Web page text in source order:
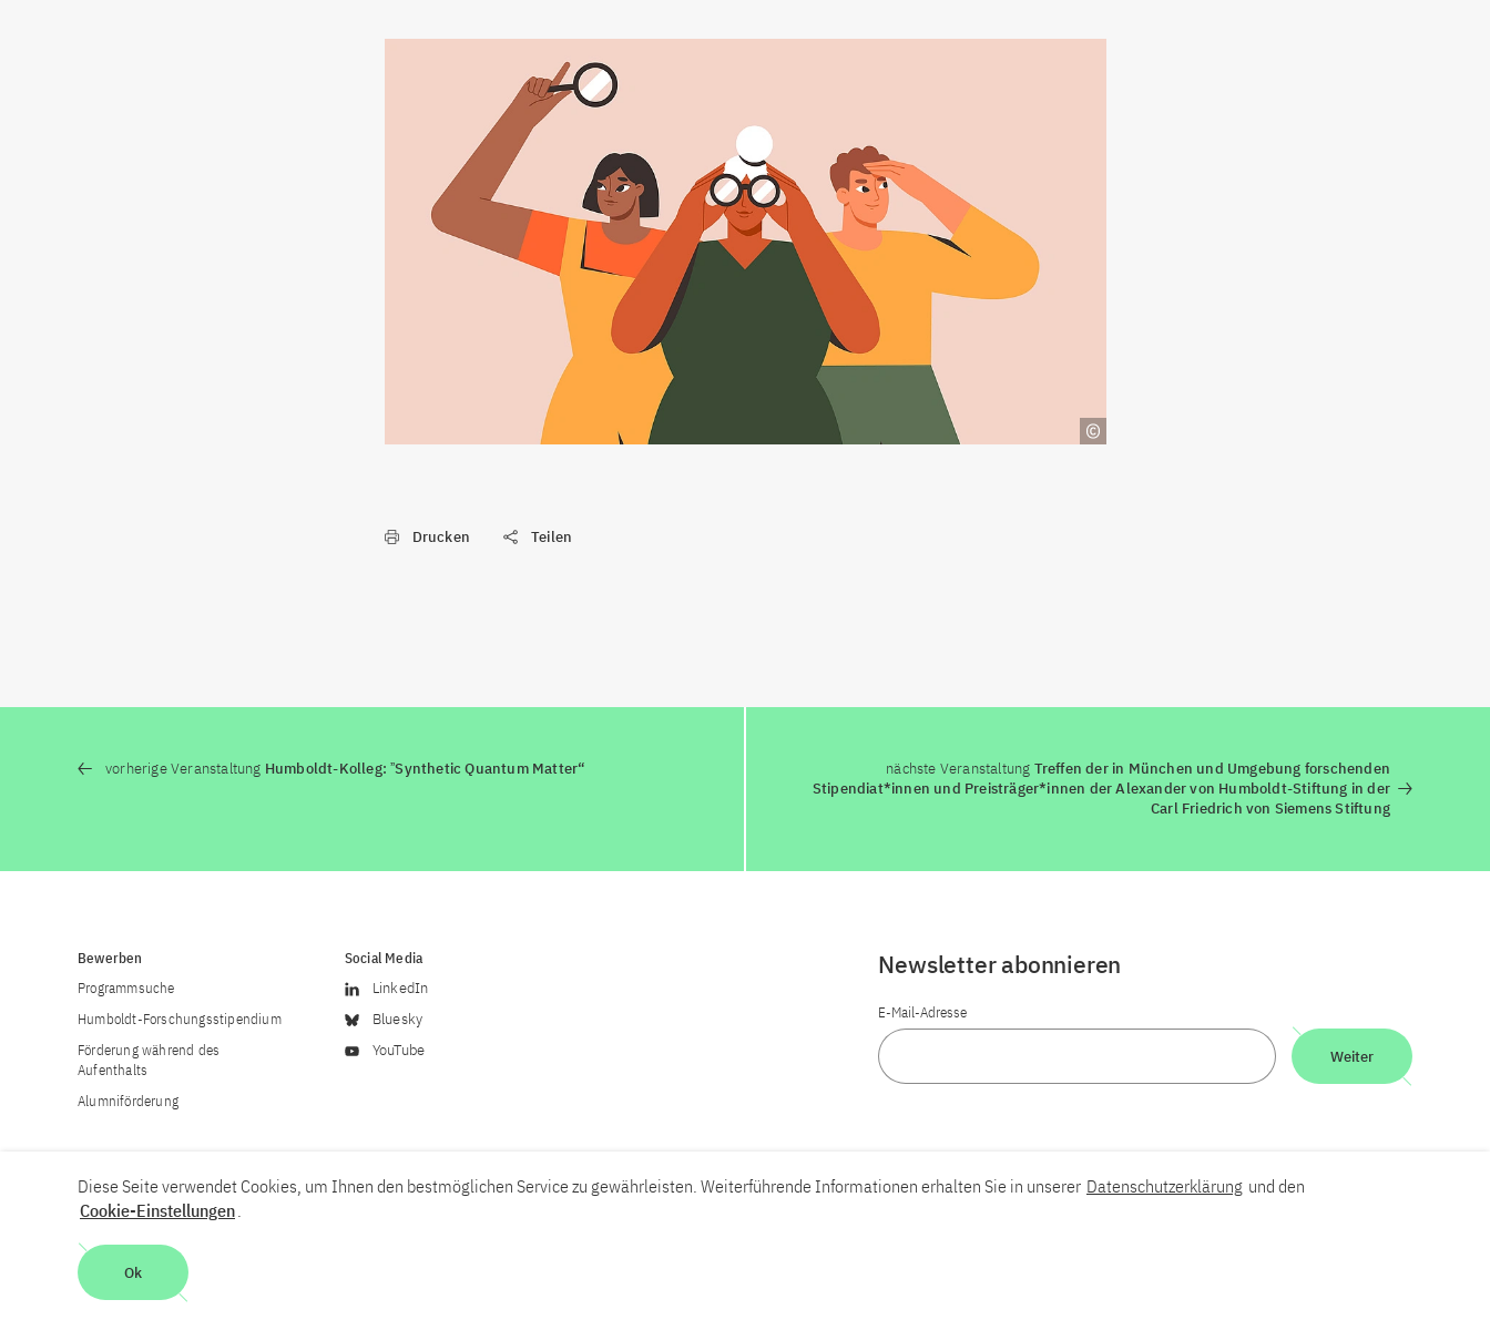
Drucken Teilen
vorherige Veranstaltung Humboldt-Kolleg: ˮSynthetic Quantum Matter“ nächste Veranstaltung Treffen der in München und Umgebung forschenden
Stipendiat*innen und Preisträger*innen der Alexander von Humboldt-Stiftung in der
Carl Friedrich von Siemens Stiftung
Bewerben
Programmsuche
Humboldt-Forschungsstipendium
Förderung während des
Aufenthalts
Alumniförderung
Social Media
LinkedIn
Bluesky
YouTube
Newsletter abonnieren
E-Mail-Adresse
Weiter
Diese Seite verwendet Cookies, um Ihnen den bestmöglichen Service zu gewährleisten. Weiterführende Informationen erhalten Sie in unserer Datenschutzerklärung und den
Cookie-Einstellungen.
Ok